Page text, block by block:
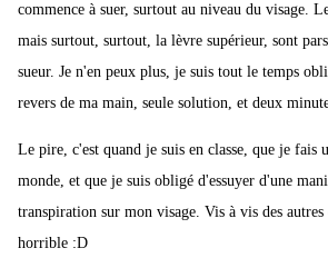
commence à suer, surtout au niveau du visage.
mais surtout, surtout, la lèvre supérieur, sont
sueur. Je n'en peux plus, je suis tout le temps
revers de ma main, seule solution, et deux
Le pire, c'est quand je suis en classe, que je fais
monde, et que je suis obligé d'essuyer d'une
transpiration sur mon visage. Vis à vis des
horrible :D